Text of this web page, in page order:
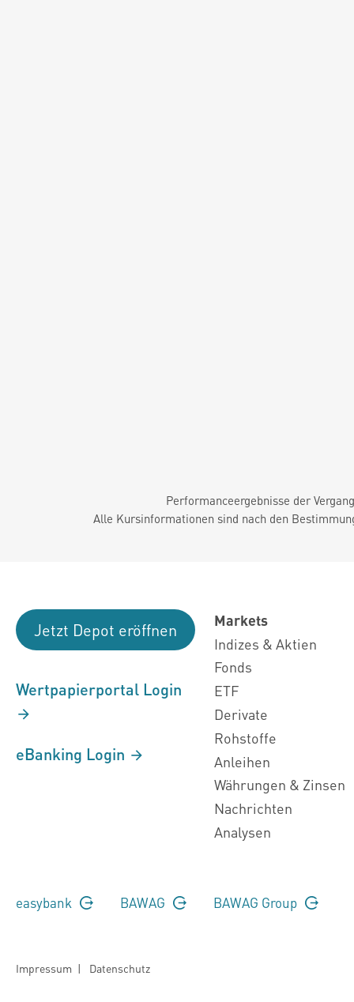
Performanceergebnisse der
Alle Kursinformationen sind nach den
Jetzt Depot eröffnen
Wertpapierportal Login
eBanking Login
Markets
Indizes & Aktien
Fonds
ETF
Derivate
Rohstoffe
Anleihen
Währungen & Zinsen
Nachrichten
Analysen
easybank BAWAG BAWAG Group
Impressum | Datenschutz